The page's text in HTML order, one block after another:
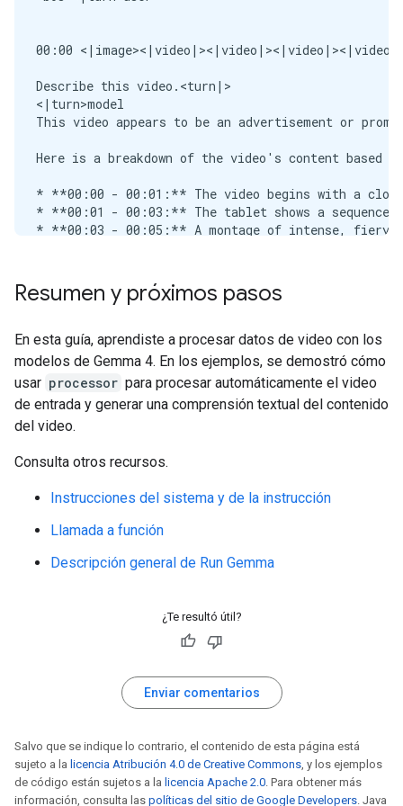
Resumen y próximos pasos
En esta guía, aprendiste a procesar datos de video con los
modelos de Gemma 4. En los ejemplos, se demostró cómo
usar processor para procesar automáticamente el video
de entrada y generar una comprensión textual del contenido
del video.
Consulta otros recursos.
Instrucciones del sistema y de la instrucción
Llamada a función
Descripción general de Run Gemma
¿Te resultó útil?
Enviar comentarios
Salvo que se indique lo contrario, el contenido de esta página está
sujeto a la licencia Atribución 4.0 de Creative Commons, y los ejemplos
de código están sujetos a la licencia Apache 2.0. Para obtener más
información, consulta las políticas del sitio de Google Developers. Java